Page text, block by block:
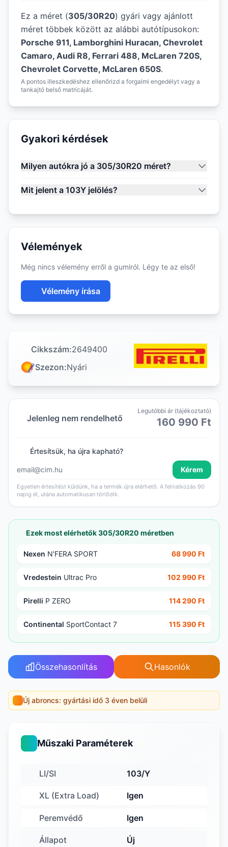
Ez a méret (305/30R20) gyári vagy ajánlott
méret többek között az alábbi autótípusokon:
Porsche 911, Lamborghini Huracan, Chevrolet
Camaro, Audi R8, Ferrari 488, McLaren 720S,
Chevrolet Corvette, McLaren 650S.
A pontos illeszkedéshez ellenőrizd a forgalmi engedélyt vagy a
tankajtó belső matricáját.
Gyakori kérdések
Milyen autókra jó a 305/30R20 méret?
Mit jelent a 103Y jelölés?
Vélemények
Még nincs vélemény erről a gumiról. Légy te az első!
Vélemény írása
Cikkszám:2649400
Szezon:Nyári
Jelenleg nem rendelhető
Legutóbbi ár (tájékoztató)
160 990 Ft
Értesítsük, ha újra kapható?
Kérem
Egyetlen értesítést küldünk, ha a termék újra elérhető. A feliratkozás 90
napig él, utána automatikusan törlődik.
Ezek most elérhetők 305/30R20 méretben
Nexen N'FERA SPORT 68 990 Ft
Vredestein Ultrac Pro 102 990 Ft
Pirelli P ZERO 114 290 Ft
Continental SportContact 7 115 390 Ft
Összehasonlítás Hasonlók
Új abroncs: gyártási idő 3 éven belüli
Műszaki Paraméterek
LI/SI 103/Y
XL (Extra Load) Igen
Peremvédő Igen
Állapot Új